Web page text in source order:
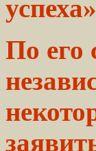
По его